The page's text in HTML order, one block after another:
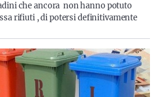
che ancora non hanno potuto
rifiuti , di potersi definitivamente